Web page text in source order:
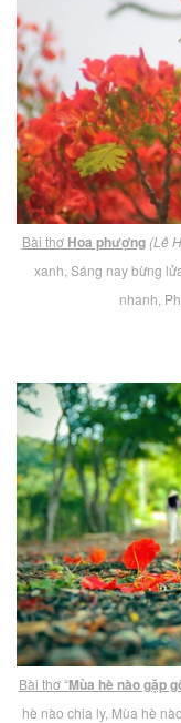
Bài thơ Hoa phượng (Lê
xanh, Sáng nay bừng
nhanh,
Bài thơ “Mùa hè nào gặp
hè nào chia ly, Mùa hè